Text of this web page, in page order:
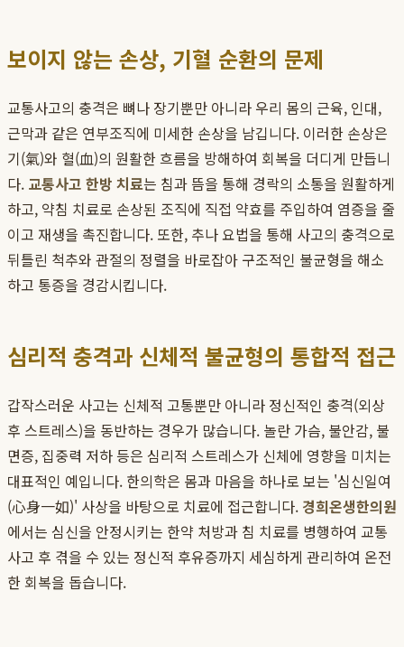
보이지 않는 손상, 기혈 순환의 문제
교통사고의 충격은 뼈나 장기뿐만 아니라 우리 몸의 근육, 인대,
근막과 같은 연부조직에 미세한 손상을 남깁니다. 이러한 손상은
기(氣)와 혈(血)의 원활한 흐름을 방해하여 회복을 더디게 만듭니
다. 교통사고 한방 치료는 침과 뜸을 통해 경락의 소통을 원활하게
하고, 약침 치료로 손상된 조직에 직접 약효를 주입하여 염증을 줄
이고 재생을 촉진합니다. 또한, 추나 요법을 통해 사고의 충격으로
뒤틀린 척추와 관절의 정렬을 바로잡아 구조적인 불균형을 해소
하고 통증을 경감시킵니다.
심리적 충격과 신체적 불균형의 통합적 접근
갑작스러운 사고는 신체적 고통뿐만 아니라 정신적인 충격(외상
후 스트레스)을 동반하는 경우가 많습니다. 놀란 가슴, 불안감, 불
면증, 집중력 저하 등은 심리적 스트레스가 신체에 영향을 미치는
대표적인 예입니다. 한의학은 몸과 마음을 하나로 보는 '심신일여
(心身一如)' 사상을 바탕으로 치료에 접근합니다. 경희온생한의원
에서는 심신을 안정시키는 한약 처방과 침 치료를 병행하여 교통
사고 후 겪을 수 있는 정신적 후유증까지 세심하게 관리하여 온전
한 회복을 돕습니다.